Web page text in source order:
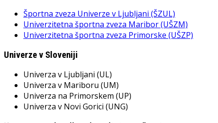
Športna zveza Univerze v Ljubljani (ŠZUL)
Univerzitetna športna zveza Maribor (UŠZM)
Univerzitetna športna zveza Primorske (UŠZP)
Univerze v Sloveniji
Univerza v Ljubljani (UL)
Univerza v Mariboru (UM)
Univerza na Primorskem (UP)
Univerza v Novi Gorici (UNG)